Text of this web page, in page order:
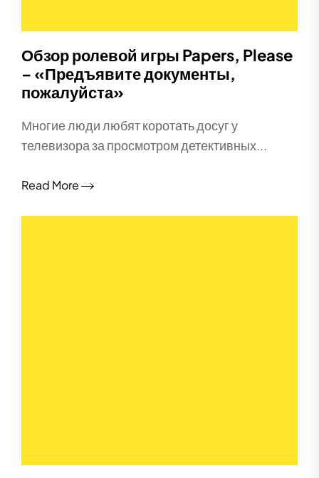
Обзор ролевой игры Papers, Please
– «Предъявите документы,
пожалуйста»
Многие люди любят коротать досуг у
телевизора за просмотром детективных...
Read More